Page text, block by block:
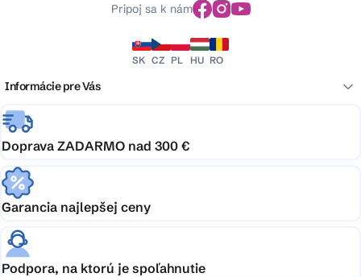
Pripoj sa k nám
SK CZ PL HU RO
Informácie pre Vás
Doprava ZADARMO nad 300 €
Garancia najlepšej ceny
Podpora, na ktorú je spoľahnutie